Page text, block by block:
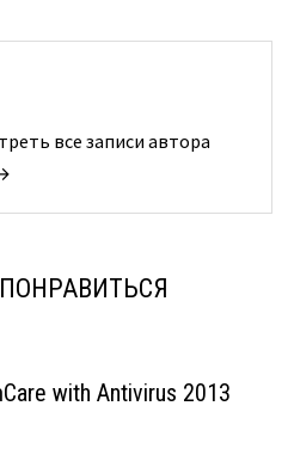
все записи автора
with Antivirus 2013